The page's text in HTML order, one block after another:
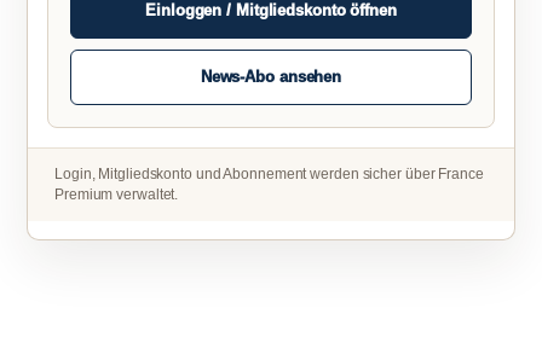
Einloggen / Mitgliedskonto öffnen
News-Abo ansehen
Login, Mitgliedskonto und Abonnement werden sicher über France
Premium verwaltet.